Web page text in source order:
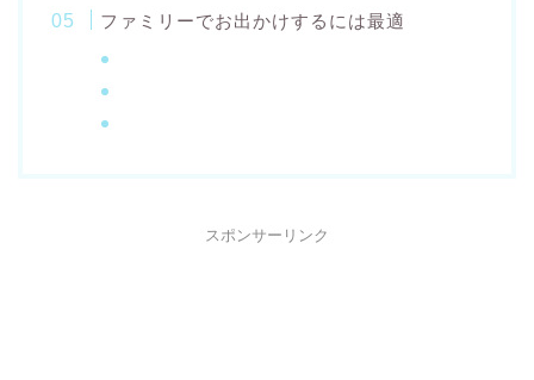
ファミリーでお出かけするには最適
スポンサーリンク